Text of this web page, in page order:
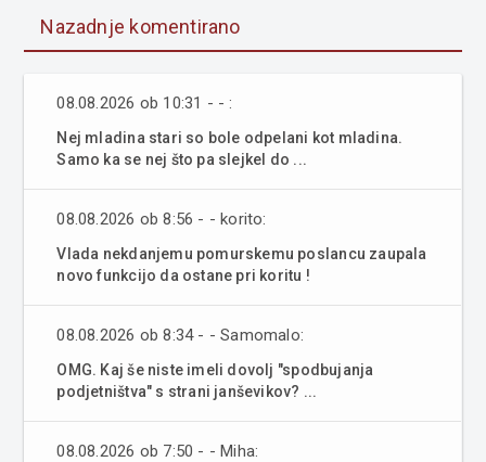
Nazadnje komentirano
08.08.2026 ob 10:31 - - :
Nej mladina stari so bole odpelani kot mladina.
Samo ka se nej što pa slejkel do ...
08.08.2026 ob 8:56 - - korito:
Vlada nekdanjemu pomurskemu poslancu zaupala
novo funkcijo da ostane pri koritu !
08.08.2026 ob 8:34 - - Samomalo:
OMG. Kaj še niste imeli dovolj "spodbujanja
podjetništva" s strani janševikov? ...
08.08.2026 ob 7:50 - - Miha: